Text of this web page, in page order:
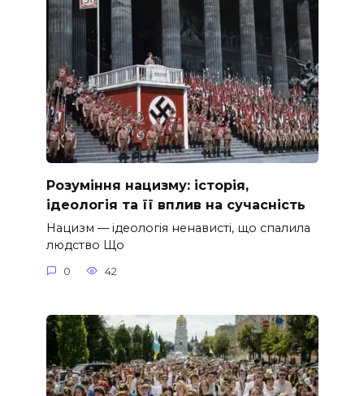
Розуміння нацизму: історія,
ідеологія та її вплив на сучасність
Нацизм — ідеологія ненависті, що спалила
людство Що
0 42